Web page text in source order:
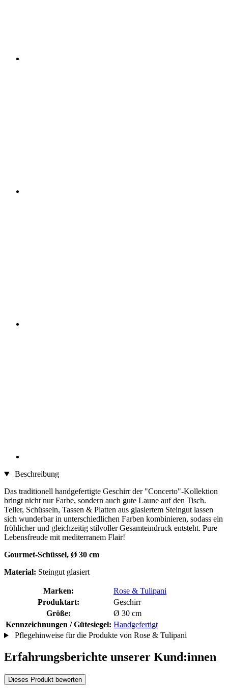
Beschreibung
Das traditionell handgefertigte Geschirr der "Concerto"-Kollektion
bringt nicht nur Farbe, sondern auch gute Laune auf den Tisch.
Teller, Schüsseln, Tassen & Platten aus glasiertem Steingut lassen
sich wunderbar in unterschiedlichen Farben kombinieren, sodass ein
fröhlicher und gleichzeitig stilvoller Gesamteindruck entsteht. Pure
Lebensfreude mit mediterranem Flair!
Gourmet-Schüssel, Ø 30 cm
Material: Steingut glasiert
Marken:
Rose & Tulipani
Produktart:
Geschirr
Größe:
Ø 30 cm
Kennzeichnungen / Gütesiegel: Handgefertigt
Pflegehinweise für die Produkte von Rose & Tulipani
Erfahrungsberichte unserer Kund:innen
Dieses Produkt bewerten